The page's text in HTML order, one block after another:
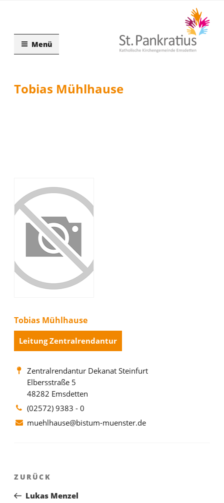
Menü
Tobias Mühlhause
Tobias Mühlhause
Leitung Zentralrendantur
Zentralrendantur Dekanat Steinfurt
Elbersstraße 5
48282 Emsdetten
(02572) 9383 - 0
muehlhause@bistum-muenster.de
Beitragsnavigation
Vorheriger
ZURÜCK
Lukas Menzel